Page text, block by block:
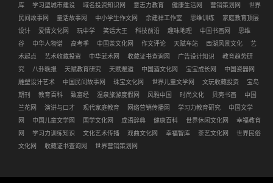
库
学习型城市建设 域名投资知识网 意志力教育 健康生活网 营销策划网
世界
民间故事网
童话故事网 中小学生作文网 余建祥工作室 思维训练
家庭教育顶层
设计
爱情文化网 玩中学 笑话大王 科技前沿 趣味地理 中国书画网
思维
谷
中华人物谱 高考季 中国茶文化网 作文评论 天赋车站 西湖风景文化
艺
术起点
艺术收藏投资 中华武术网 收藏证书查询网 广告设计知识
教育趋势研
究
八卦晚报 天赋教育研究 天赋邂逅 中国酒文化网 宝宝成长网
中国瓷器网
雕塑设计艺术
中国民间故事网 珠宝文化网 世界儿童文学网 文玩收藏投资
宝岛
期刊
教育百科 致富经 温泉旅游度假网 风雅中国 时尚文化 贝壳书画
中国
兰花网
演讲与口才 现代家庭教育 网络营销传播网 学习力教育研究
中国文学
网
中国儿童文学网 国学文化网 成语辞典 健康百科 世界休闲文化网
幸福教育
网
学习力训练知识 文化艺术传播 戏曲文化网 幸福智库 茶艺文化网
世界民俗
文化网
收藏证书查询网 世界营销策划网